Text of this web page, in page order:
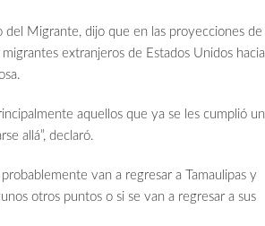
del Migrante, dijo que en las proyecciones de
extranjeros de Estados Unidos hacia
aquellos que ya se les cumplió un
allá”, declaró.
van a regresar a Tamaulipas y
otros puntos o si se van a regresar a sus